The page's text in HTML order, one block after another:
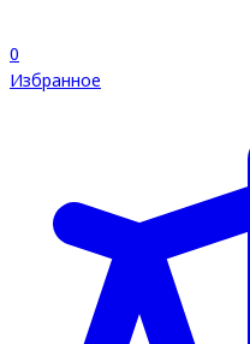
0
Избранное